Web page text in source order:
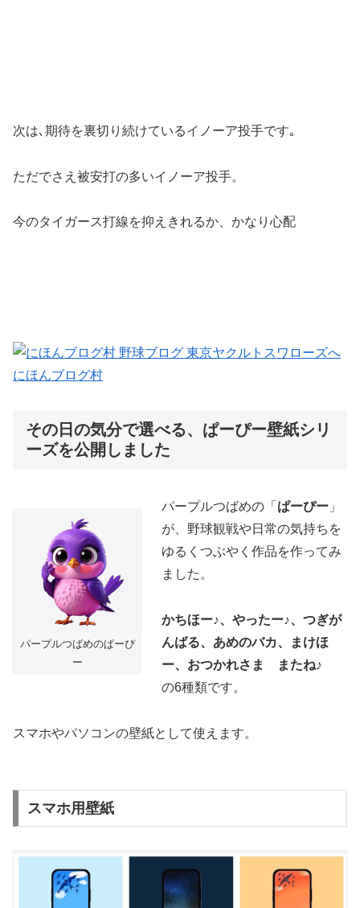
次は､期待を裏切り続けているイノーア投手です｡
ただでさえ被安打の多いイノーア投手。
今のタイガース打線を抑えきれるか、かなり心配
にほんブログ村
その日の気分で選べる、ぱーぴー壁紙シリ
ーズを公開しました
パープルつばめのぱーぴ
ー
パープルつばめの「 ぱーぴー 」
が、野球観戦や日常の気持ちを
ゆるくつぶやく作品を作ってみ
ました。
かちほー♪、やったー♪、つぎが
んばる、あめのバカ、まけほ
ー、おつかれさま またね♪
の6種類です。
スマホやパソコンの壁紙として使えます。
スマホ用壁紙